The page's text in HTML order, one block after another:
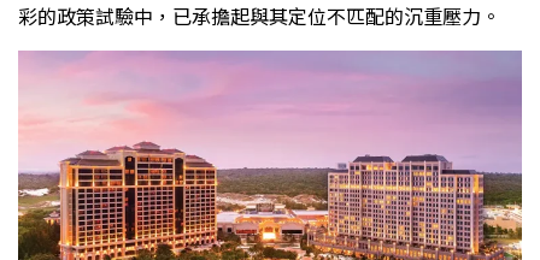
彩的政策試驗中，已承擔起與其定位不匹配的沉重壓力。